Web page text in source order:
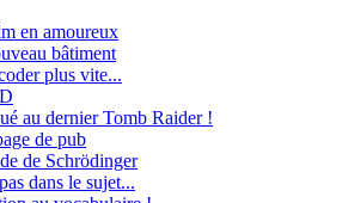
en amoureux
bâtiment
plus vite...
au dernier Tomb Raider !
de pub
de Schrödinger
dans le sujet...